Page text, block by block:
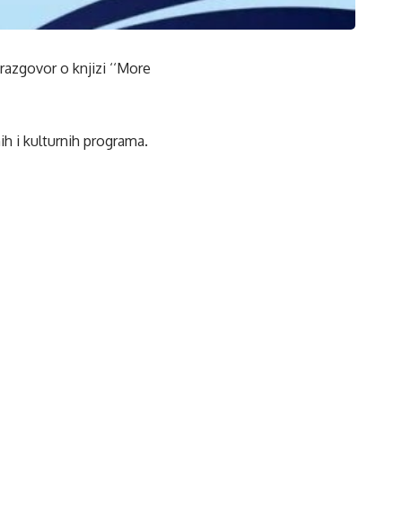
o knjizi ‘‘More
i kulturnih programa.